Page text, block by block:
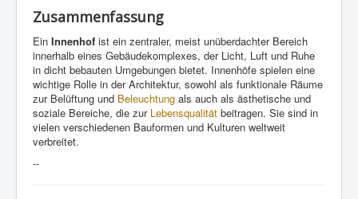
Zusammenfassung
Ein Innenhof ist ein zentraler, meist unüberdachter Bereich
innerhalb eines Gebäudekomplexes, der Licht, Luft und Ruhe
in dicht bebauten Umgebungen bietet. Innenhöfe spielen eine
wichtige Rolle in der Architektur, sowohl als funktionale Räume
zur Belüftung und Beleuchtung als auch als ästhetische und
soziale Bereiche, die zur Lebensqualität beitragen. Sie sind in
vielen verschiedenen Bauformen und Kulturen weltweit
verbreitet.
--